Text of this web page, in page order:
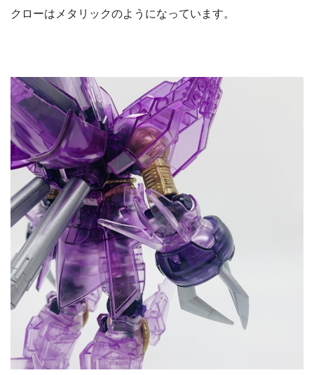
クローはメタリックのようになっています。